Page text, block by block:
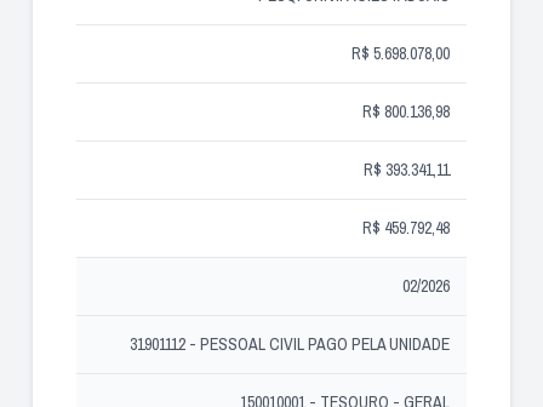
R$ 5.698.078,00
R$ 800.136,98
R$ 393.341,11
R$ 459.792,48
02/2026
31901112 - PESSOAL CIVIL PAGO PELA UNIDADE
150010001 - TESOURO - GERAL